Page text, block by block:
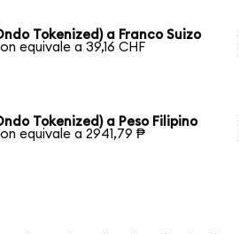
Tokenized) a Franco Suizo
equivale a 39,16 CHF
Tokenized) a Peso Filipino
equivale a 2941,79 ₱